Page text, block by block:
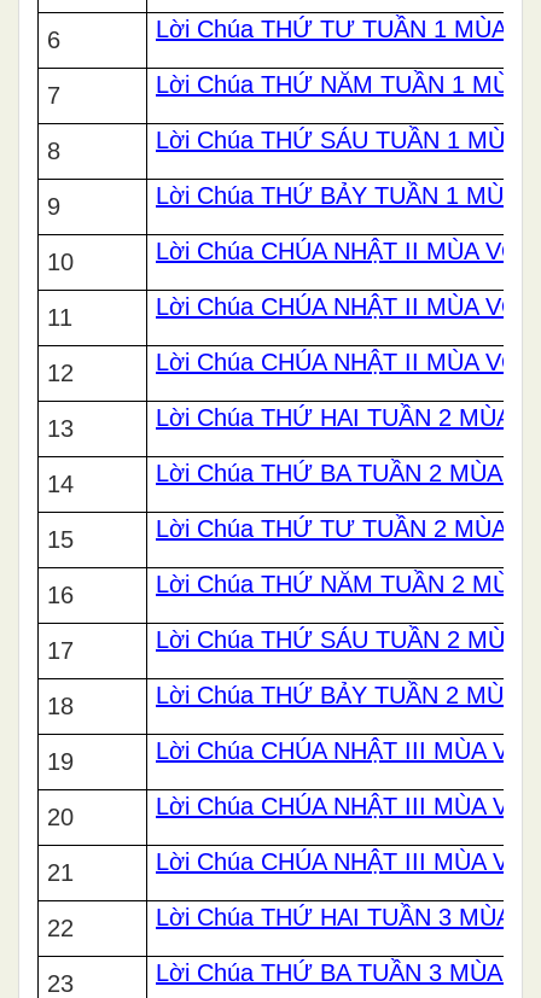
6 Lời Chúa THỨ TƯ TUẦN 1 MÙA
7 Lời Chúa THỨ NĂM TUẦN 1 MÙA
8 Lời Chúa THỨ SÁU TUẦN 1 MÙA
9 Lời Chúa THỨ BẢY TUẦN 1 MÙA
10 Lời Chúa CHÚA NHẬT II MÙA
11 Lời Chúa CHÚA NHẬT II MÙA
12 Lời Chúa CHÚA NHẬT II MÙA
13 Lời Chúa THỨ HAI TUẦN 2 MÙA
14 Lời Chúa THỨ BA TUẦN 2 MÙA
15 Lời Chúa THỨ TƯ TUẦN 2 MÙA
16 Lời Chúa THỨ NĂM TUẦN 2 MÙA
17 Lời Chúa THỨ SÁU TUẦN 2 MÙA
18 Lời Chúa THỨ BẢY TUẦN 2 MÙA
19 Lời Chúa CHÚA NHẬT III MÙA
20 Lời Chúa CHÚA NHẬT III MÙA
21 Lời Chúa CHÚA NHẬT III MÙA
22 Lời Chúa THỨ HAI TUẦN 3 MÙA
23 Lời Chúa THỨ BA TUẦN 3 MÙA